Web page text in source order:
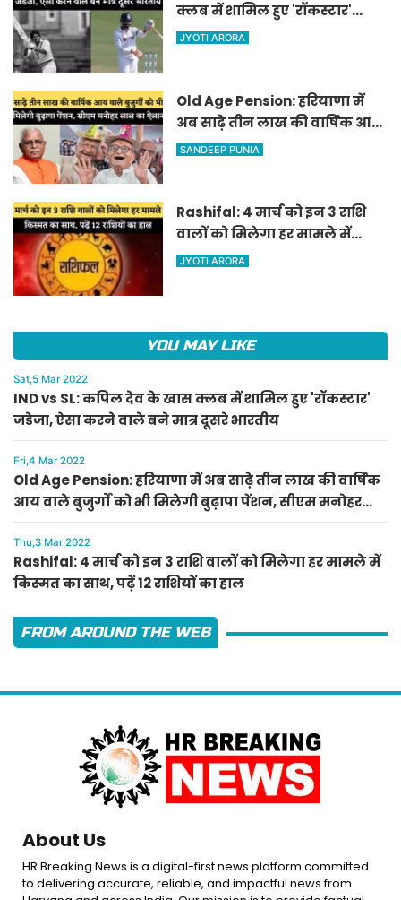
क्लब में शामिल हुए 'रॉकस्टार'
जडेजा, ऐसा करने वाले बने मात्र
JYOTI ARORA
Old Age Pension: हरियाणा में
अब साढ़े तीन लाख की वार्षिक आय
वाले बुजुर्गों को भी मिलेगी बुढ़ापा
SANDEEP PUNIA
Rashifal: 4 मार्च को इन 3 राशि
वालों को मिलेगा हर मामले में
किस्मत का साथ, पढ़ें 12 राशियों का
JYOTI ARORA
YOU MAY LIKE
Sat,5 Mar 2022
IND vs SL: कपिल देव के खास क्लब में शामिल हुए 'रॉकस्टार'
जडेजा, ऐसा करने वाले बने मात्र दूसरे भारतीय
Fri,4 Mar 2022
Old Age Pension: हरियाणा में अब साढ़े तीन लाख की वार्षिक
आय वाले बुजुर्गों को भी मिलेगी बुढ़ापा पेंशन, सीएम मनोहर
लाल का ऐलान
Thu,3 Mar 2022
Rashifal: 4 मार्च को इन 3 राशि वालों को मिलेगा हर मामले में
किस्मत का साथ, पढ़ें 12 राशियों का हाल
FROM AROUND THE WEB
About Us
HR Breaking News is a digital-first news platform committed
to delivering accurate, reliable, and impactful news from